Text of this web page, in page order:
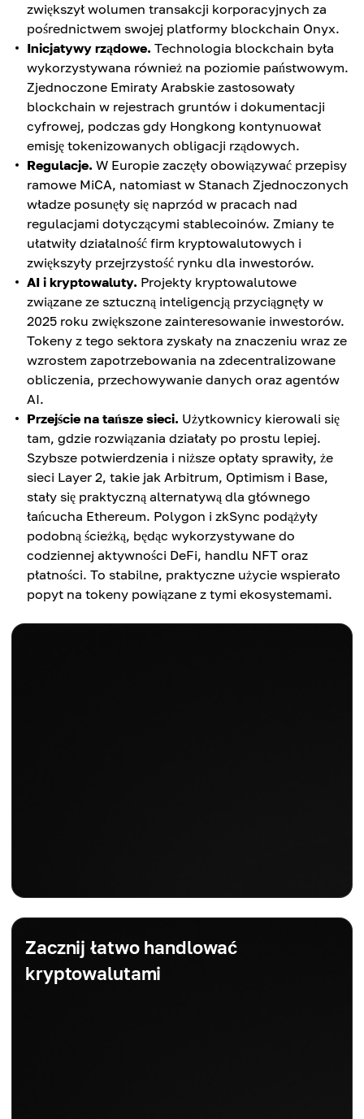
zwiększył wolumen transakcji korporacyjnych za
pośrednictwem swojej platformy blockchain Onyx.
Inicjatywy rządowe. Technologia blockchain była
wykorzystywana również na poziomie państwowym.
Zjednoczone Emiraty Arabskie zastosowały
blockchain w rejestrach gruntów i dokumentacji
cyfrowej, podczas gdy Hongkong kontynuował
emisję tokenizowanych obligacji rządowych.
Regulacje. W Europie zaczęły obowiązywać przepisy
ramowe MiCA, natomiast w Stanach Zjednoczonych
władze posunęły się naprzód w pracach nad
regulacjami dotyczącymi stablecoinów. Zmiany te
ułatwiły działalność firm kryptowalutowych i
zwiększyły przejrzystość rynku dla inwestorów.
AI i kryptowaluty. Projekty kryptowalutowe
związane ze sztuczną inteligencją przyciągnęły w
2025 roku zwiększone zainteresowanie inwestorów.
Tokeny z tego sektora zyskały na znaczeniu wraz ze
wzrostem zapotrzebowania na zdecentralizowane
obliczenia, przechowywanie danych oraz agentów
AI.
Przejście na tańsze sieci. Użytkownicy kierowali się
tam, gdzie rozwiązania działały po prostu lepiej.
Szybsze potwierdzenia i niższe opłaty sprawiły, że
sieci Layer 2, takie jak Arbitrum, Optimism i Base,
stały się praktyczną alternatywą dla głównego
łańcucha Ethereum. Polygon i zkSync podążyły
podobną ścieżką, będąc wykorzystywane do
codziennej aktywności DeFi, handlu NFT oraz
płatności. To stabilne, praktyczne użycie wspierało
popyt na tokeny powiązane z tymi ekosystemami.
Zacznij łatwo handlować
kryptowalutami